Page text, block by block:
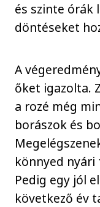
és szinte
döntéseket
A
őket igazolta.
a rozé még
borászok és
könnyed nyári
Pedig egy jól
következő év